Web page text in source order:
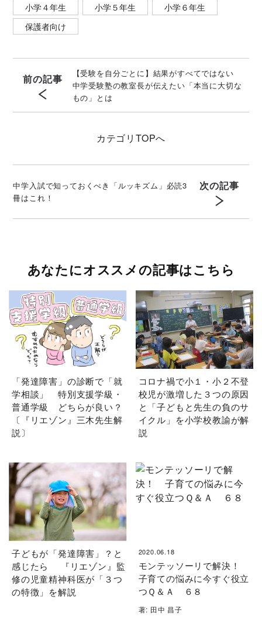
小学４年生 小学５年生
小学６年生
保護者向け
前の記事
【受験を自分ごとに】結果がすべてではない
中学受験塾の教室長が伝えたい「本当に大切な
もの」とは
カテゴリ TOPへ
中学入試で知っておくべき「ルッキズム」必読3
冊はこれ！
次の記事
あなたにオススメの記事はこちら
「発達障害」の診断で「就
学相談」 特別支援学級・
普通学級 どちらが良い？
〔『リエゾン』三木先生解
説〕
コロナ禍で小１・小２不登
校児が激増した３つの原因
と「子どもと先生の負のサ
イクル」を小学校教諭が解
説
子どもが「発達障害」？と
感じたら 『リエゾン』監
修の児童精神科医が「３つ
の特徴」を解説
2020.06.18
モンテッソーリで解決！
子育ての悩みに今すぐ役立
つＱ＆Ａ ６８
著: 田中 昌子